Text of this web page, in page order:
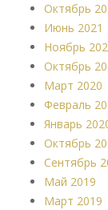
Октябрь
Июнь 2021
Ноябрь
Октябрь
Март 2020
Февраль
Январь
Октябрь
Сентябрь
Май 2019
Март 2019